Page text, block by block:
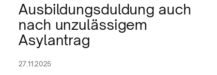
Ausbildungsduldung auch
nach unzulässigem
Asylantrag
27.11.2025